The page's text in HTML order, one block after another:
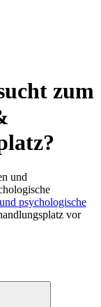
zum
und
psychologische
vor